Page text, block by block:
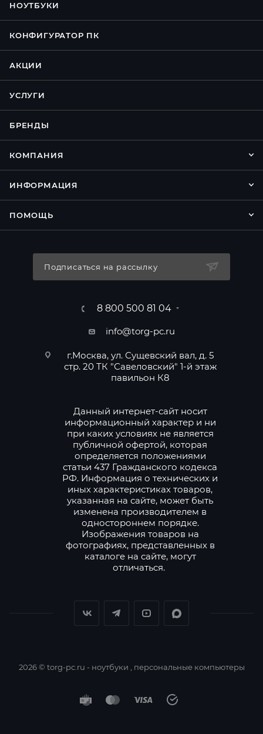
НОУТБУКИ
КОНФИГУРАТОР ПК
АКЦИИ
УСЛУГИ
БРЕНДЫ
КОМПАНИЯ
ИНФОРМАЦИЯ
ПОМОЩЬ
Подписаться на рассылку
8 800 500 81 04
info@torg-pc.ru
г.Москва, ул. Сущевский вал, д. 5
стр. 20 ТК "Савеловский" 1-й этаж
павильон К8
Данный интернет-сайт носит
информационный характер и ни
при каких условиях не является
публичной офертой, которая
определяется положениями
статьи 437 Гражданского кодекса
РФ. Информация о технических и
иных характеристиках товаров,
указанная на сайте, может быть
изменена производителем в
одностороннем порядке.
Изображения товаров на
фотографиях, представленных в
каталоге на сайте, могут
отличаться.
2026 © torg-pc.ru - ноутбуки , персональные компьютеры